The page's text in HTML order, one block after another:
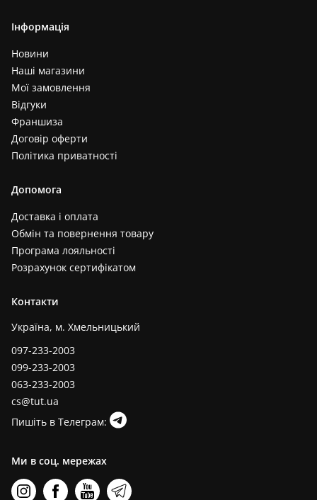
Інформація
Новини
Наші магазини
Мої замовлення
Відгуки
Франшиза
Договір оферти
Політика приватності
Допомога
Доставка і оплата
Обмін та повернення товару
Програма лояльності
Розрахунок сертифікатом
Контакти
Україна, м. Хмельницький
097-233-2003
099-233-2003
063-233-2003
cs@tut.ua
Пишіть в Телеграм:
Ми в соц. мережах